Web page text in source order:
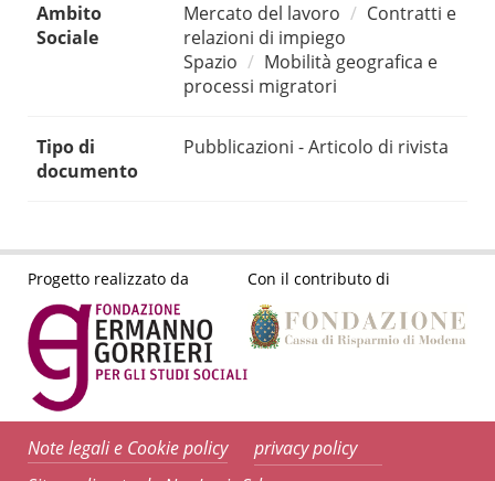
Ambito
Sociale
Mercato del lavoro
Contratti e
relazioni di impiego
Spazio
Mobilità geografica e
processi migratori
Tipo di
documento
Pubblicazioni - Articolo di rivista
Progetto realizzato da Con il contributo di
Note legali e Cookie policy
privacy policy